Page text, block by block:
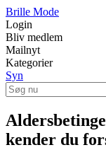
Brille Mode
Login
Bliv medlem
Mailnyt
Kategorier
Syn
kender du